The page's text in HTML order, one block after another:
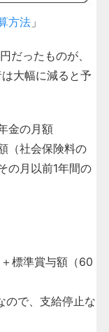
方法 」
だったものが、
大幅に減ると予
金の月額
（社会保険料の
の月以前1年間の
標準賞与額（60
で、支給停止な